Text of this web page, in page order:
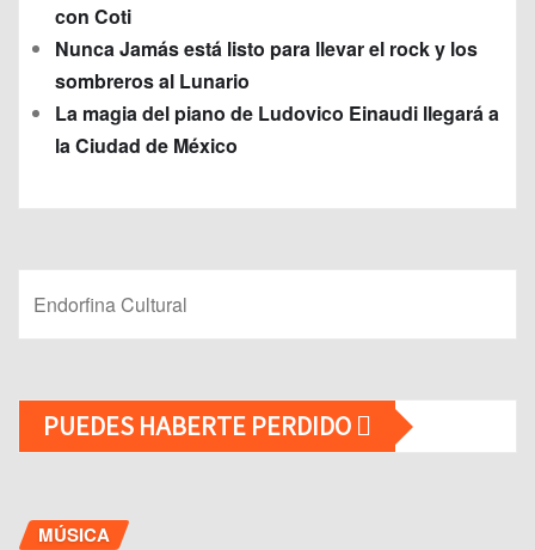
con Coti
Nunca Jamás está listo para llevar el rock y los
sombreros al Lunario
La magia del piano de Ludovico Einaudi llegará a
la Ciudad de México
Endorfina Cultural
PUEDES HABERTE PERDIDO
MÚSICA